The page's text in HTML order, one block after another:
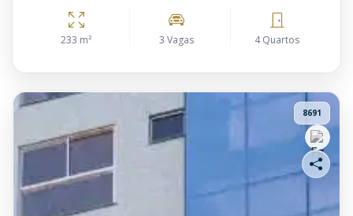
233 m² 3 Vagas 4 Quartos
8691